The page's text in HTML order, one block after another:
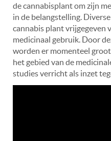
de cannabisplant om zijn
in de belangstelling.
cannabis plant vrijgegeven
medicinaal gebruik. Door
worden er momenteel
het gebied van de
studies verricht als inzet